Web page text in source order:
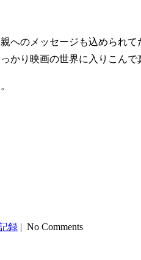
へのメッセージも込められて
かり映画の世界に入りこん
録 | No Comments